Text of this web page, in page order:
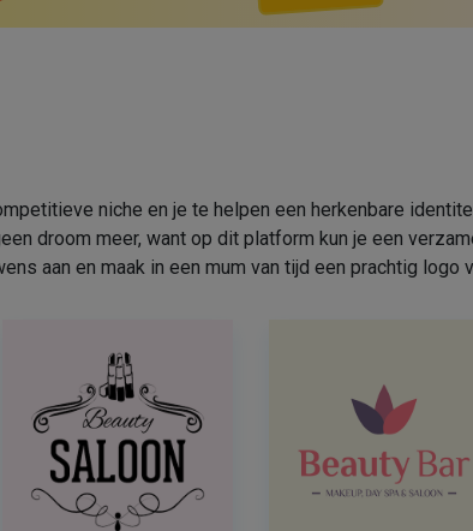
niche en je te helpen een herkenbare
droom meer, want op dit platform kun je een
aan en maak in een mum van tijd een prachtig logo